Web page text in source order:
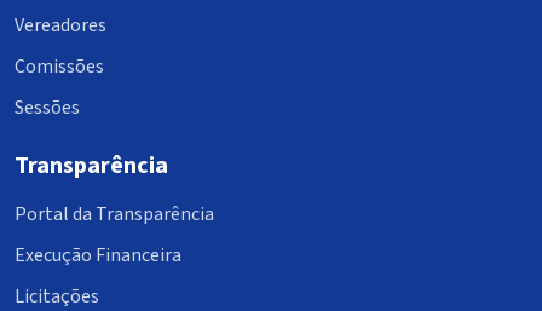
Vereadores
Comissões
Sessões
Transparência
Portal da Transparência
Execução Financeira
Licitações